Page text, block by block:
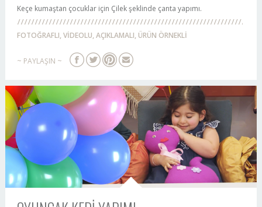
Keçe kumaştan çocuklar için Çilek şeklinde çanta yapımı.
FOTOĞRAFLI, VİDEOLU, AÇIKLAMALI, ÜRÜN ÖRNEKLİ
~ PAYLAŞIN ~